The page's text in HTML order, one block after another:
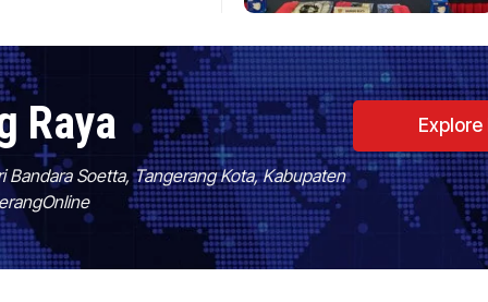
Raya
Soetta, Tangerang Kota, Kabupaten
Explore